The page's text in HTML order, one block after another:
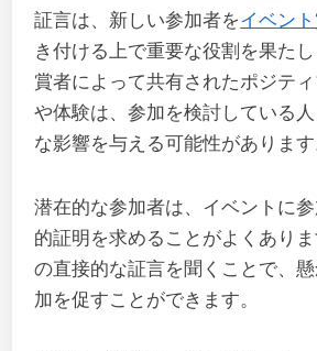
証言は、新しい参加者をイベン
き付ける上で重要な役割を果た
賞者によって共有されたポジテ
や体験は、参加を検討している
な影響を与える可能性があります
潜在的な参加者は、イベントに
的証明を求めることがよくあり
の直接的な証言を聞くことで、
加を促すことができます。